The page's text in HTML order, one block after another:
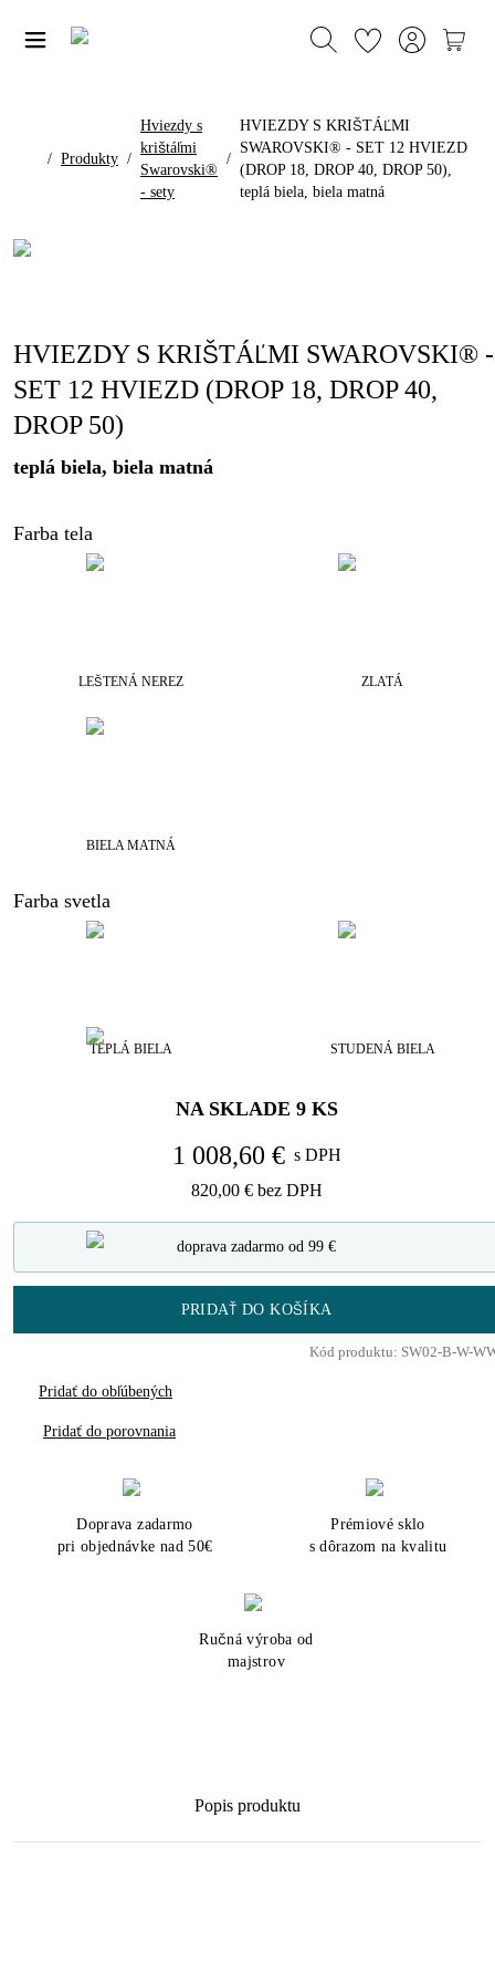
/ Produkty /
Hviezdy s
krištáľmi
Swarovski®
- sety
/
HVIEZDY S KRIŠTÁĽMI
SWAROVSKI® - SET 12 HVIEZD
(DROP 18, DROP 40, DROP 50),
teplá biela, biela matná
HVIEZDY S KRIŠTÁĽMI SWAROVSKI® -
SET 12 HVIEZD (DROP 18, DROP 40,
DROP 50)
teplá biela, biela matná
Farba tela
LEŠTENÁ NEREZ ZLATÁ
BIELA MATNÁ
Farba svetla
TEPLÁ BIELA STUDENÁ BIELA
NA SKLADE 9 KS
1 008,60 € s DPH
820,00 € bez DPH
doprava zadarmo od 99 €
PRIDAŤ DO KOŠÍKA
Kód produktu: SW02-B-W-
Pridať do obľúbených
Pridať do porovnania
Doprava zadarmo
pri objednávke nad 50€
Prémiové sklo
s dôrazom na kvalitu
Ručná výroba od
majstrov
Popis produktu